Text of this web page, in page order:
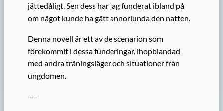
jättedåligt. Sen dess har jag funderat ibland på
om något kunde ha gått annorlunda den natten.
Denna novell är ett av de scenarion som
förekommit i dessa funderingar, ihopblandad
med andra träningsläger och situationer från
ungdomen.
—-